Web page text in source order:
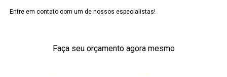
Entre em contato com um de nossos especialistas!
Faça seu orçamento agora mesmo